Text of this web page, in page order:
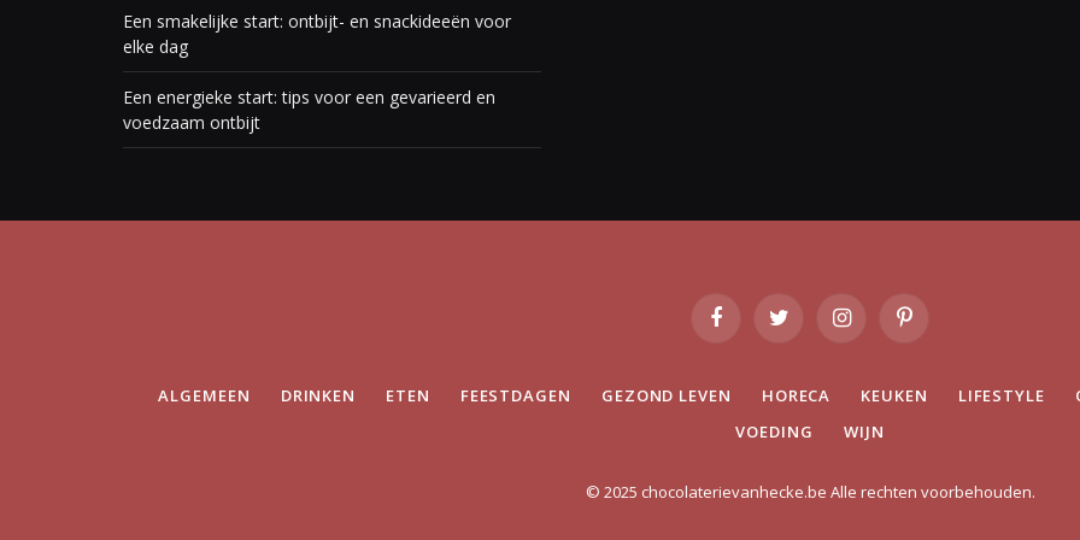
Een smakelijke start: ontbijt- en snackideeën voor
elke dag
Een energieke start: tips voor een gevarieerd en
voedzaam ontbijt
FacebookTwitter InstagramPinterest
ALGEMEEN DRINKEN ETEN FEESTDAGEN GEZOND LEVEN HORECA KEUKEN LIFESTYLE
VOEDING
WIJN
© 2025 chocolaterievanhecke.be Alle rechten voorbehouden.